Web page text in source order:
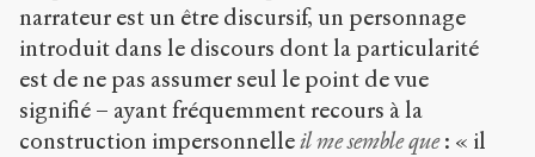
narrateur est un être discursif, un personnage
introduit dans le discours dont la particularité
est de ne pas assumer seul le point de vue
signifié – ayant fréquemment recours à la
construction impersonnelleil me semble que: « il